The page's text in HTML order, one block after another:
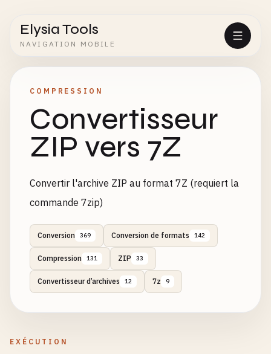
Elysia Tools
NAVIGATION MOBILE
COMPRESSION
Convertisseur
ZIP vers 7Z
Convertir l'archive ZIP au format 7Z (requiert la
commande 7zip)
Conversion 369 Conversion de formats 142
Compression 131 ZIP 33
Convertisseur d’archives 12 7z 9
EXÉCUTION